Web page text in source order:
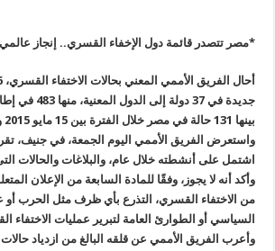
*مصر تتصدر قائمة دول الإخفاء القسري.. إنجاز
جديدة في 37 دولة
بينها 131 حالة في مصر خلال الفترة بين 15 مايو 2015 وحتى 18 مايو 2016
واستعرض الفريق الأممي اليوم الجمعة، في جنيف،
اشتمل على أنشطته خلال عام، والبلاغات والحالات
وأكد أنه لا يجوز، وفقًا للمادة السابعة من الإعلان
من الاختفاء القسري، التذرع بأي ظرف مثل الحرب أو
السياسي أو الطوارئ العامة لتبرير عمليات الاختفاء
وأعرب الفريق الأممي عن قلقه البالغ من ازدياد